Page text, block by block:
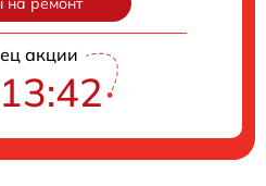
акции